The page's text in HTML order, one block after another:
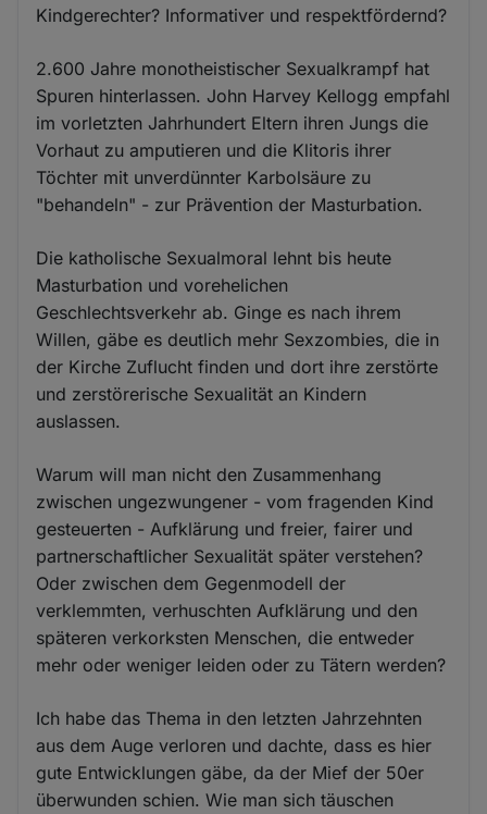
Kindgerechter? Informativer und respektfördernd?
2.600 Jahre monotheistischer Sexualkrampf hat
Spuren hinterlassen. John Harvey Kellogg empfahl
im vorletzten Jahrhundert Eltern ihren Jungs die
Vorhaut zu amputieren und die Klitoris ihrer
Töchter mit unverdünnter Karbolsäure zu
"behandeln" - zur Prävention der Masturbation.
Die katholische Sexualmoral lehnt bis heute
Masturbation und vorehelichen
Geschlechtsverkehr ab. Ginge es nach ihrem
Willen, gäbe es deutlich mehr Sexzombies, die in
der Kirche Zuflucht finden und dort ihre zerstörte
und zerstörerische Sexualität an Kindern
auslassen.
Warum will man nicht den Zusammenhang
zwischen ungezwungener - vom fragenden Kind
gesteuerten - Aufklärung und freier, fairer und
partnerschaftlicher Sexualität später verstehen?
Oder zwischen dem Gegenmodell der
verklemmten, verhuschten Aufklärung und den
späteren verkorksten Menschen, die entweder
mehr oder weniger leiden oder zu Tätern werden?
Ich habe das Thema in den letzten Jahrzehnten
aus dem Auge verloren und dachte, dass es hier
gute Entwicklungen gäbe, da der Mief der 50er
überwunden schien. Wie man sich täuschen